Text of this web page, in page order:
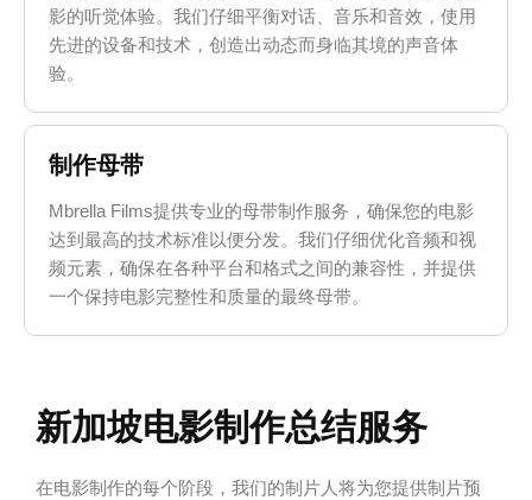
影的听觉体验。我们仔细平衡对话、音乐和音效，使用
先进的设备和技术，创造出动态而身临其境的声音体
验。
制作母带
Mbrella Films提供专业的母带制作服务，确保您的电影
达到最高的技术标准以便分发。我们仔细优化音频和视
频元素，确保在各种平台和格式之间的兼容性，并提供
一个保持电影完整性和质量的最终母带。
新加坡电影制作总结服务
在电影制作的每个阶段，我们的制片人将为您提供制片预